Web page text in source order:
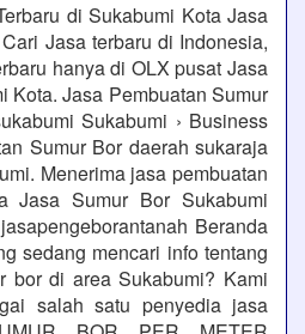
di Sukabumi Kota Jasa
Jasa terbaru di Indonesia,
hanya di OLX pusat Jasa
Kota. Jasa Pembuatan Sumur
Sukabumi › Business
Sumur Bor daerah sukaraja
Menerima jasa pembuatan
Jasa Sumur Bor Sukabumi
Beranda
sedang mencari info tentang
bor di area Sukabumi? Kami
salah satu penyedia jasa